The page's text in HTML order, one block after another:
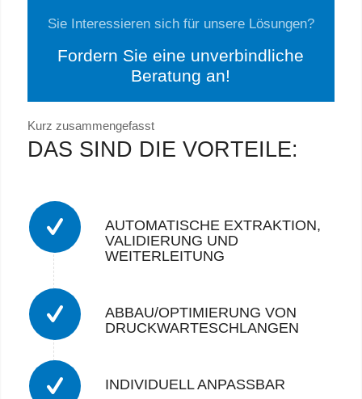
Sie Interessieren sich für unsere Lösungen?
Fordern Sie eine unverbindliche
Beratung an!
Kurz zusammengefasst
DAS SIND DIE VORTEILE:
AUTOMATISCHE EXTRAKTION,
VALIDIERUNG UND
WEITERLEITUNG
ABBAU/OPTIMIERUNG VON
DRUCKWARTESCHLANGEN
INDIVIDUELL ANPASSBAR